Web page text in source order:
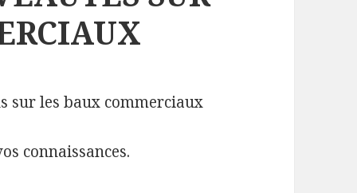
sur les baux commerciaux
connaissances.